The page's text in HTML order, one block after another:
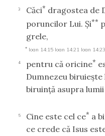
3 Căci* dragostea de
poruncilor Lui. Şi**
grele,
* Ioan 14:15 Ioan 14:21 Ioan 14:23
4 pentru că oricine*
Dumnezeu biruieşte
biruinţă asupra
5 Cine este cel ce* a
ce crede că Isus